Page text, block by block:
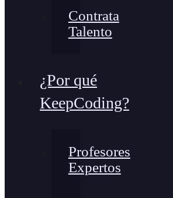
Contrata
Talento
¿Por qué
KeepCoding?
Profesores
Expertos